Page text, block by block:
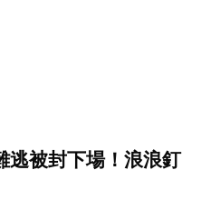
逃被封下場！浪浪釘